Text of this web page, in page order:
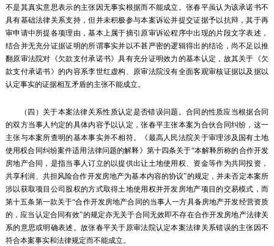
不是其真实意思表示的主张因无事实根据而不能成立。张春平虽认为该承诺书不
具有基础法律关系支持，但并未积极参与本案诉讼并提交证据予以抗辩，其于再
审申请中所提各项理由，基本上属于摘引原审诉讼程序中出现的片段文字表述，
结合并无充分证据证明的所谓事实并以不甚严密的逻辑得出的结论，尚不足以推
翻原审法院对《欠款支付承诺书》具有充分证明效力的基本认定，故其关于《欠
款支付承诺书》的内容系李世红虚构、原审法院没有全面客观审核证据以及据以
认定事实的证据相互矛盾的主张不能成立。
（四）关于本案法律关系性质认定是否错误问题。合同的性质应当根据合同
的双方当事人约定的具体内容予以认定，张春平主张本案为合伙合同纠纷，这一
主张与本案所查明的基本事实并不相符。《最高人民法院关于审理涉及国有土地
使用权合同纠纷案件适用法律问题的解释》第十四条关于“本解释所称的合作开发
房地产合同，是指当事人订立的以提供出让土地使用权、资金等作为共同投资，
共享利润、共担风险合作开发房地产为基本内容的协议”的规定，并未否定本案所
涉以获取项目公司股权的方式取得土地使用权并开发房地产项目的交易模式，而
第十五条第一款关于“合作开发房地产合同的当事人一方具备房地产开发经营资质
的，应当认定合同有效”的规定亦无关于合同无效即不存在合作开发房地产法律关
系的意思或明确表述。故张春平关于原审法院认定本案法律关系错误的主张因不
符合本案事实和法律规定而不能成立。